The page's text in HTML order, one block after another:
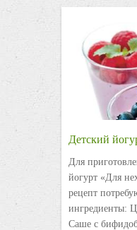
Детский
Для
йогурт «Для
рецепт
ингредиенты:
Саше с